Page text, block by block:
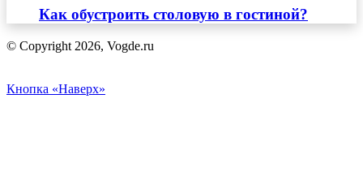
Как обустроить столовую в гостиной?
© Copyright 2026, Vogde.ru
Кнопка «Наверх»